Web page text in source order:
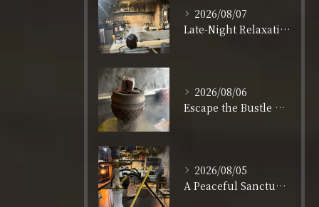
2026/08/07
Late-Night Relaxation in Shinsaibashi: Open Daily Until 3:00 AM
2026/08/06
Escape the Bustle of Dotonbori: Nagahoribashi’s Best Kept Secret
2026/08/05
A Peaceful Sanctuary for Solo Travelers in Shinsaibashi